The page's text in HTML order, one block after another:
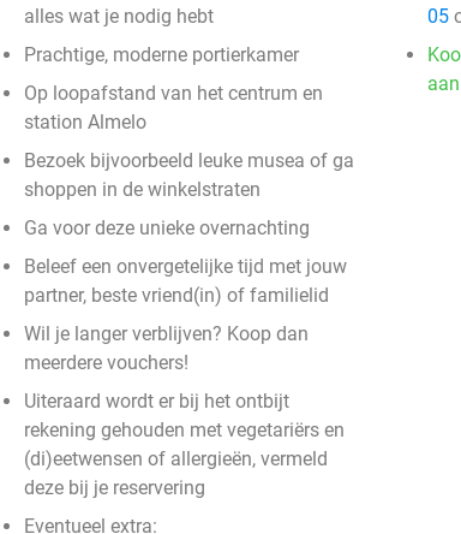
alles wat je nodig hebt
Prachtige, moderne portierkamer
Op loopafstand van het centrum en
station Almelo
Bezoek bijvoorbeeld leuke musea of ga
shoppen in de winkelstraten
Ga voor deze unieke overnachting
Beleef een onvergetelijke tijd met jouw
partner, beste vriend(in) of familielid
Wil je langer verblijven? Koop dan
meerdere vouchers!
Uiteraard wordt er bij het ontbijt
rekening gehouden met vegetariërs en
(di)eetwensen of allergieën, vermeld
deze bij je reservering
Eventueel extra:
05